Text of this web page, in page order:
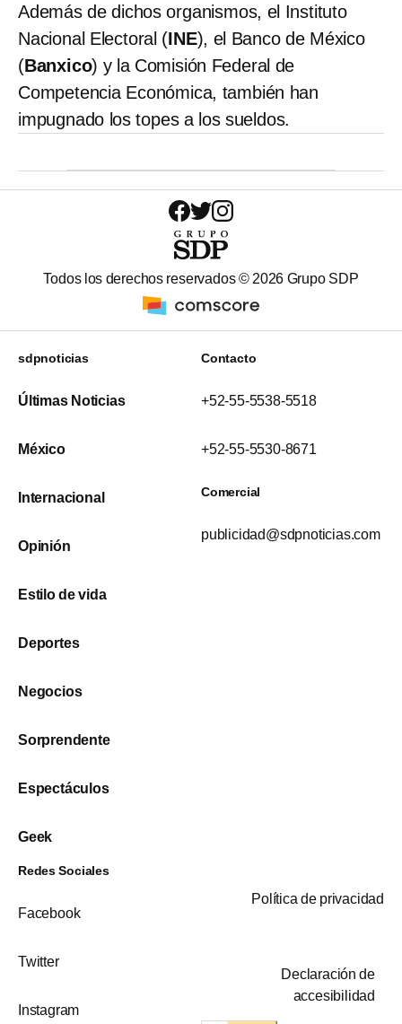
Además de dichos organismos, el Instituto
Nacional Electoral (INE), el Banco de México
(Banxico) y la Comisión Federal de
Competencia Económica, también han
impugnado los topes a los sueldos.
Todos los derechos reservados © 2026 Grupo SDP
sdpnoticias
Últimas Noticias
México
Internacional
Opinión
Estilo de vida
Deportes
Negocios
Sorprendente
Espectáculos
Geek
Contacto
+52-55-5538-5518
+52-55-5530-8671
Comercial
publicidad@sdpnoticias.com
Redes Sociales
Facebook
Twitter
Instagram
Política de privacidad
Declaración de
accesibilidad